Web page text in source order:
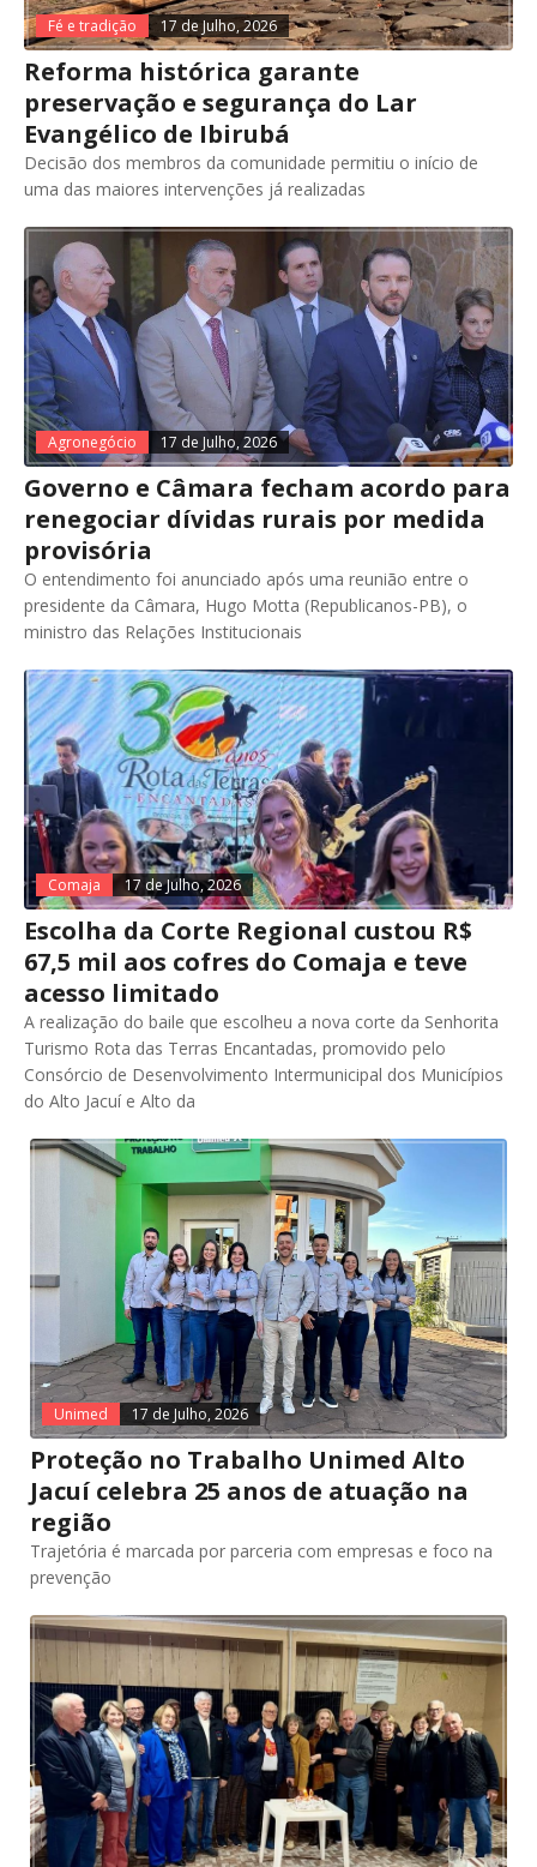
Fé e tradição 17 de Julho, 2026
Reforma histórica garante
preservação e segurança do Lar
Evangélico de Ibirubá
Decisão dos membros da comunidade permitiu o início de
uma das maiores intervenções já realizadas
Agronegócio 17 de Julho, 2026
Governo e Câmara fecham acordo para
renegociar dívidas rurais por medida
provisória
O entendimento foi anunciado após uma reunião entre o
presidente da Câmara, Hugo Motta (Republicanos-PB), o
ministro das Relações Institucionais
Comaja 17 de Julho, 2026
Escolha da Corte Regional custou R$
67,5 mil aos cofres do Comaja e teve
acesso limitado
A realização do baile que escolheu a nova corte da Senhorita
Turismo Rota das Terras Encantadas, promovido pelo
Consórcio de Desenvolvimento Intermunicipal dos Municípios
do Alto Jacuí e Alto da
Unimed 17 de Julho, 2026
Proteção no Trabalho Unimed Alto
Jacuí celebra 25 anos de atuação na
região
Trajetória é marcada por parceria com empresas e foco na
prevenção